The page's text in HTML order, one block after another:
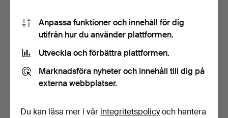
Anpassa funktioner och innehåll för dig
utifrån hur du använder plattformen.
Utveckla och förbättra plattformen.
Marknadsföra nyheter och innehåll till dig på
externa webbplatser.
Du kan läsa mer i vår integritetspolicyoch hantera